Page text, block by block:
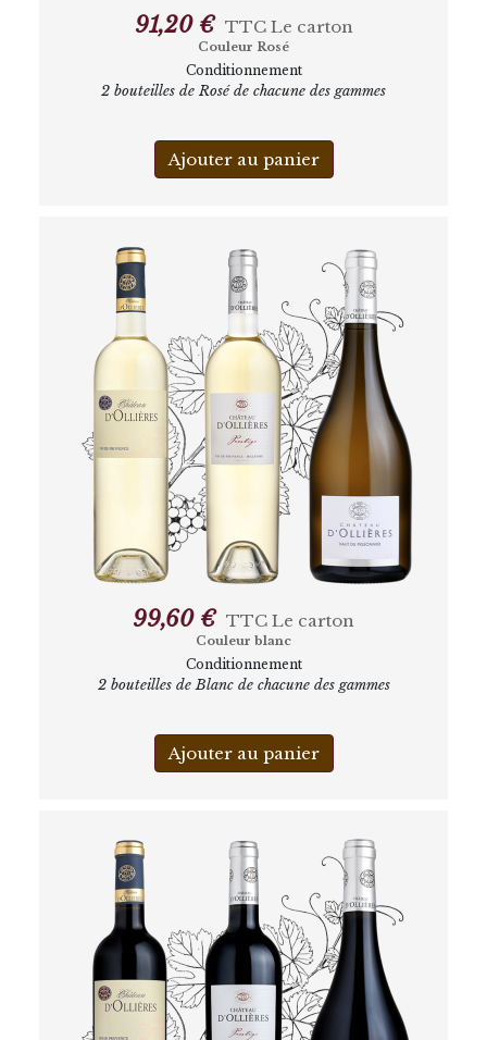
91,20 € TTCLe carton
Couleur Rosé
Conditionnement
2 bouteilles de Rosé de chacune des gammes
Ajouter au panier
99,60 € TTC Le carton
Couleur blanc
Conditionnement
2 bouteilles de Blanc de chacune des gammes
Ajouter au panier